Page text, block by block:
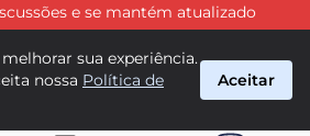
e se mantém atualizado
à frente, junto da torcida mais
#Flapress
sua experiência.
nossa Política de
Aceitar